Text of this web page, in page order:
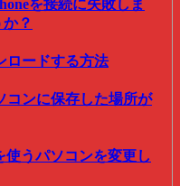
を接続に失敗しま
？
ロードする方法
コンに保存した場所が
うパソコンを変更し